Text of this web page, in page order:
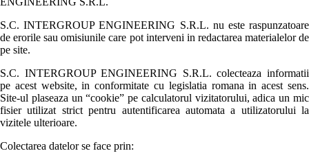
S.C. INTERGROUP ENGINEERING S.R.L. nu este raspunzatoare
de erorile sau omisiunile care pot interveni in redactarea materialelor de
pe site.
S.C. INTERGROUP ENGINEERING S.R.L. colecteaza informatii
pe acest website, in conformitate cu legislatia romana in acest sens.
Site-ul plaseaza un “cookie” pe calculatorul vizitatorului, adica un mic
fisier utilizat strict pentru autentificarea automata a utilizatorului la
vizitele ulterioare.
Colectarea datelor se face prin: